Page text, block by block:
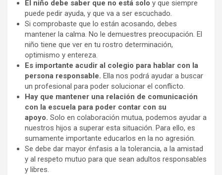
El niño debe saber que no está solo y que siempre
puede pedir ayuda, y que va a ser escuchado.
Si comprobaste que lo están acosando, debes
mantener la calma. No le demuestres preocupación. El
niño tiene que ver en tu rostro determinación,
optimismo y entereza.
Es importante acudir al colegio para hablar con la
persona responsable. Ella nos podrá ayudar a buscar
un profesional para poder solucionar el conflicto.
Hay que mantener una relación de comunicación
con la escuela para poder contar con su
apoyo. Solo en colaboración mutua, podemos ayudar a
nuestros hijos a superar esta situación. Para ello, es
sumamente importante educarlos en la no agresión.
Se debe dar mayor énfasis a la tolerancia, a la amistad
y al respeto mutuo para que sean adultos responsables
y libres.